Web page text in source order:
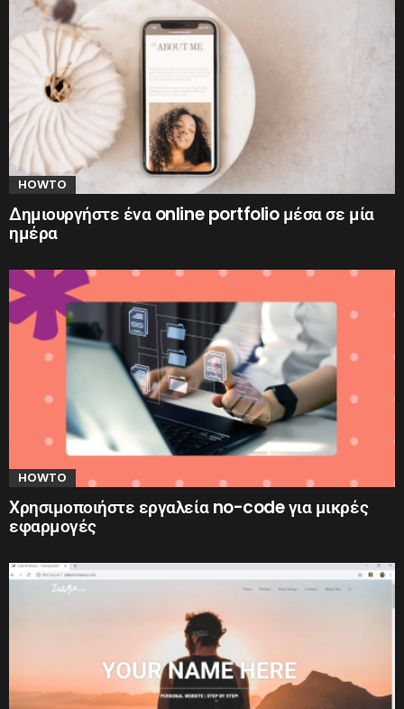
HOWTO
Δημιουργήστε ένα online portfolio μέσα σε μία
ημέρα
HOWTO
Χρησιμοποιήστε εργαλεία no-code για μικρές
εφαρμογές